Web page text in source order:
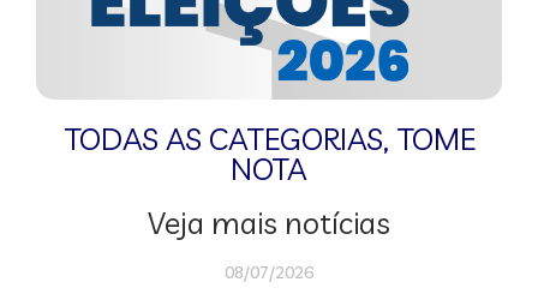
TODAS AS CATEGORIAS, TOME
NOTA
Veja mais notícias
08/07/2026